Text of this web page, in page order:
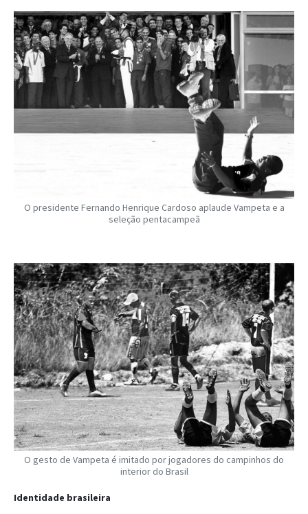
O presidente Fernando Henrique Cardoso aplaude Vampeta e a
seleção pentacampeã
O gesto de Vampeta é imitado por jogadores do campinhos do
interior do Brasil
Identidade brasileira